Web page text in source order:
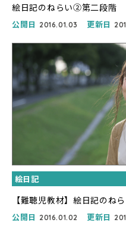
絵日記のねらい②第二段階
公開日 2016.01.03 更新日
絵日記
【難聴児教材】絵日記のね
公開日 2016.01.02 更新日